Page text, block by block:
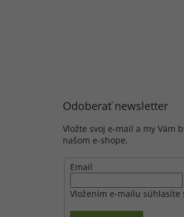
Odoberať newsletter
Vložte svoj e-mail a my Vám
našom e-shope.
Email
Vložením e-mailu súhlasíte